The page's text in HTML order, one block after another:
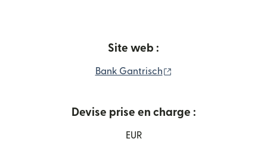
Site web :
Bank Gantrisch
Devise prise en charge :
EUR